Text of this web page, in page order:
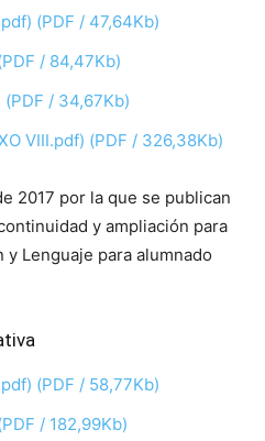
(PDF / 47,64Kb)
/ 84,47Kb)
(PDF / 34,67Kb)
VIII.pdf) (PDF / 326,38Kb)
2017 por la que se publican
y ampliación para
Lenguaje para alumnado
(PDF / 58,77Kb)
/ 182,99Kb)